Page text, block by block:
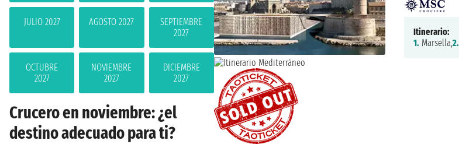
JULIO 2027 AGOSTO 2027
SEPTIEMBRE
2027
OCTUBRE
2027
NOVIEMBRE
2027
DICIEMBRE
2027
Crucero en noviembre: ¿el
destino adecuado para ti?
Itinerario:
1. Marsella,2.